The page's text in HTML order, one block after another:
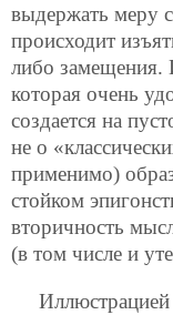
выдержать меру
происходит
либо замещения.
которая очень
создается на
не о
применимо)
стойком
вторичность
(в том числе и